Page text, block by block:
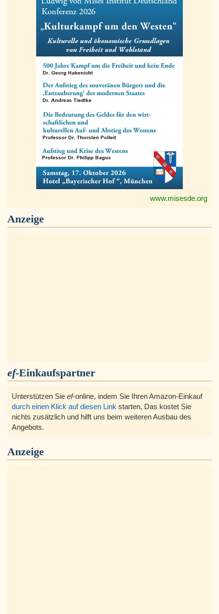
www.misesde.org
Anzeige
ef-Einkaufspartner
Unterstützen Sie ef-online, indem Sie Ihren Amazon-Einkauf
durch einen Klick auf diesen Link starten, Das kostet Sie
nichts zusätzlich und hilft uns beim weiteren Ausbau des
Angebots.
Anzeige